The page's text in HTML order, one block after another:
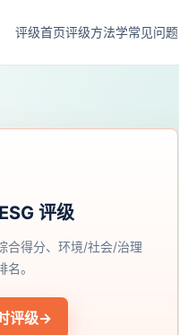
评级首页评级方法学常见问题
评级
合得分、环境/社会/治理
。
评级→